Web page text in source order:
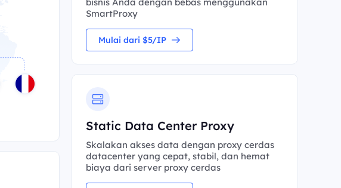
SmartProxy
Mulai dari $5/IP
Static Data Center Proxy
Skalakan akses data dengan proxy cerdas
datacenter yang cepat, stabil, dan hemat
biaya dari server proxy cerdas